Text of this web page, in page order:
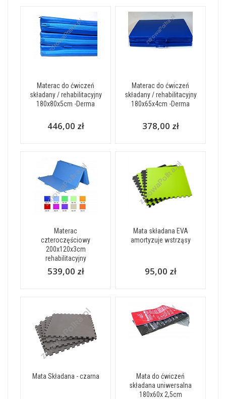
Materac do ćwiczeń
składany / rehabilitacyjny
180x80x5cm -Derma
446,00 zł
Materac do ćwiczeń
składany / rehabilitacyjny
180x65x4cm -Derma
378,00 zł
Materac
czteroczęściowy
200x120x3cm
rehabilitacyjny
539,00 zł
Mata składana EVA
amortyzuje wstrząsy
95,00 zł
Mata Składana - czarna
Mata do ćwiczeń
składana uniwersalna
180x60x 2,5cm